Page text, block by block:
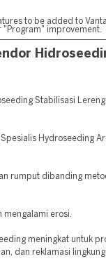
to be added to
improvement.
Stabilisasi Lereng
Hydroseeding
rumput dibanding
mengalami erosi.
meningkat untuk
dan reklamasi